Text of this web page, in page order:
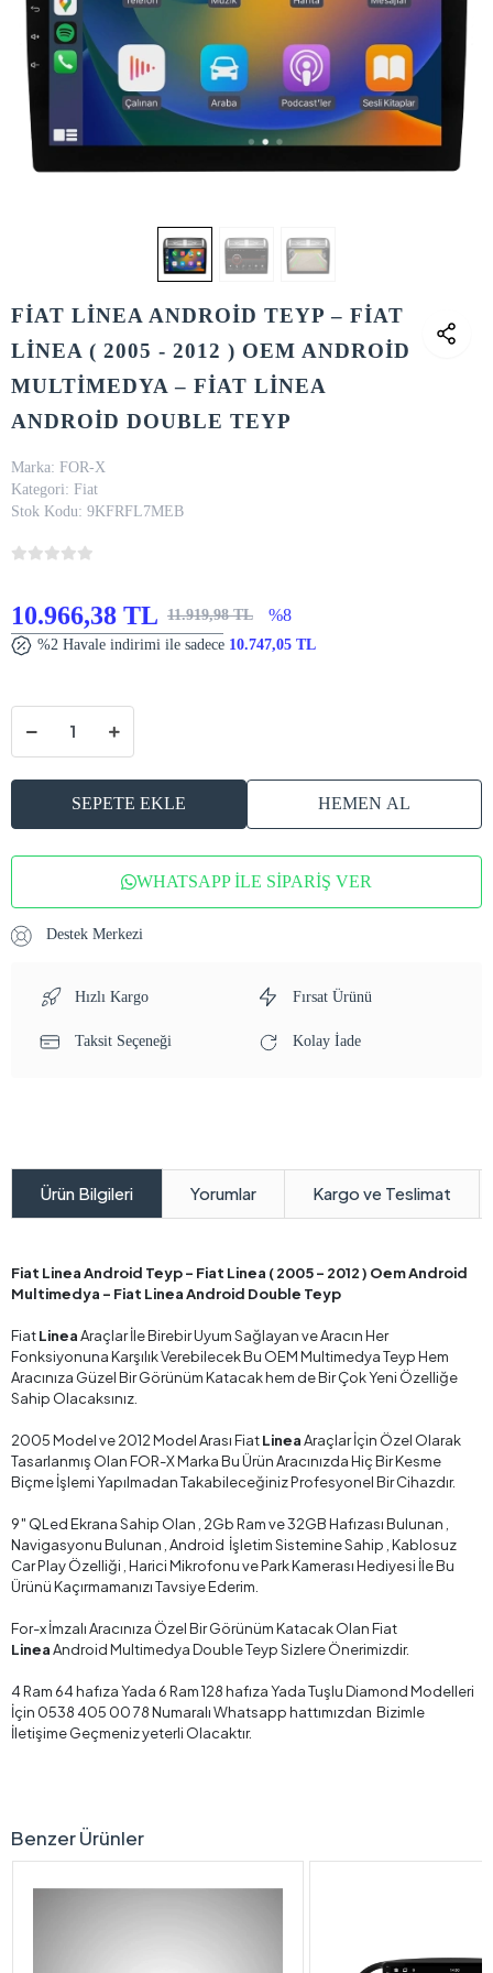
FİAT LİNEA ANDROİD TEYP – FİAT
LİNEA ( 2005 - 2012 ) OEM ANDROİD
MULTİMEDYA – FİAT LİNEA
ANDROİD DOUBLE TEYP
Marka: FOR-X
Kategori: Fiat
Stok Kodu: 9KFRFL7MEB
10.966,38 TL 11.919,98 TL %8
%2 Havale indirimi ile sadece 10.747,05 TL
SEPETE EKLE HEMEN AL
WHATSAPP İLE SİPARİŞ VER
Destek Merkezi
Hızlı Kargo Fırsat Ürünü
Taksit Seçeneği Kolay İade
Ürün Bilgileri Yorumlar Kargo ve Teslimat
Fiat Linea Android Teyp – Fiat Linea ( 2005 - 2012 ) Oem Android
Multimedya – Fiat Linea Android Double Teyp
FiatLineaAraçlar İle Birebir Uyum Sağlayan ve Aracın Her
Fonksiyonuna Karşılık Verebilecek Bu OEM Multimedya Teyp Hem
Aracınıza Güzel Bir Görünüm Katacak hem de Bir Çok Yeni Özelliğe
Sahip Olacaksınız.
2005 Model ve 2012 Model Arası FiatLineaAraçlar İçin Özel Olarak
Tasarlanmış Olan FOR-X Marka Bu Ürün Aracınızda Hiç Bir Kesme
Biçme İşlemi Yapılmadan Takabileceğiniz Profesyonel Bir Cihazdır.
9″ QLed Ekrana Sahip Olan , 2Gb Ram ve 32GB Hafızası Bulunan ,
Navigasyonu Bulunan , Android İşletim Sistemine Sahip , Kablosuz
Car Play Özelliği , Harici Mikrofonu ve Park Kamerası Hediyesi İle Bu
Ürünü Kaçırmamanızı Tavsiye Ederim.
For-x İmzalı Aracınıza Özel Bir Görünüm Katacak Olan Fiat
LineaAndroid Multimedya Double Teyp Sizlere Önerimizdir.
4 Ram 64 hafıza Yada 6 Ram 128 hafıza Yada Tuşlu Diamond Modelleri
İçin 0538 405 00 78 Numaralı Whatsapp hattımızdan Bizimle
İletişime Geçmeniz yeterli Olacaktır.
Benzer Ürünler